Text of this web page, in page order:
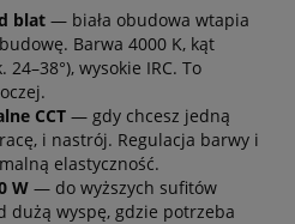
blat — biała obudowa wtapia
Barwa 4000 K, kąt
wysokie IRC. To
CCT — gdy chcesz jedną
i nastrój. Regulacja barwy i
elastyczność.
W — do wyższych sufitów
dużą wyspę, gdzie potrzeba